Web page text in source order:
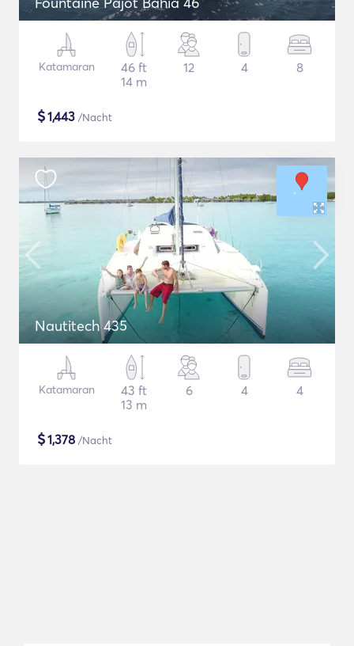
Katamaran
46 ft
14 m
12 4 8
$1,443 /Nacht
Nautitech 435
Katamaran
43 ft
13 m
6 4 4
$1,378 /Nacht